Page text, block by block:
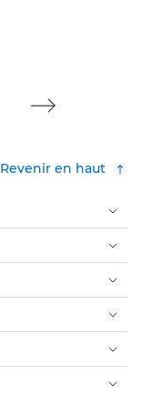
Revenir en haut